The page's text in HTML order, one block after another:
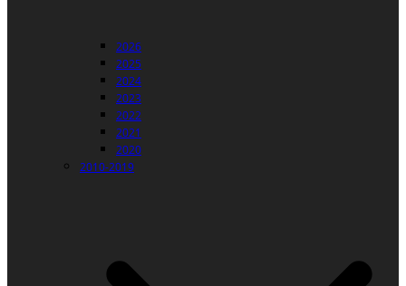
2026
2025
2024
2023
2022
2021
2020
2010-2019